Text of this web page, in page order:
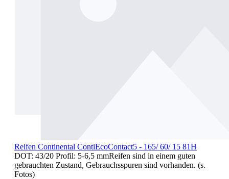
Reifen Continental ContiEcoContact5 - 165/ 60/ 15 81H
DOT: 43/20 Profil: 5-6,5 mmReifen sind in einem guten
gebrauchten Zustand, Gebrauchsspuren sind vorhanden. (s.
Fotos)